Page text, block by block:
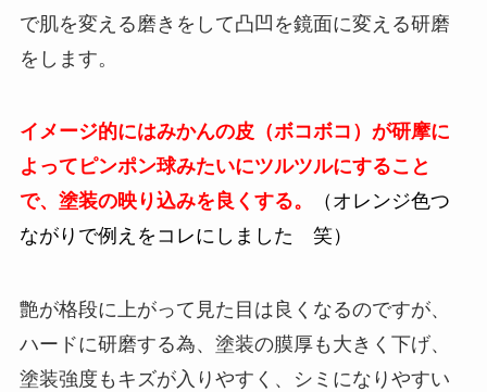
で肌を変える磨きをして凸凹を鏡面に変える研磨
をします。
イメージ的にはみかんの皮（ボコボコ）が研摩に
よってピンポン球みたいにツルツルにすること
で、塗装の映り込みを良くする。
（オレンジ色つ
ながりで例えをコレにしました 笑）
艶が格段に上がって見た目は良くなるのですが、
ハードに研磨する為、塗装の膜厚も大きく下げ、
塗装強度もキズが入りやすく、シミになりやすい